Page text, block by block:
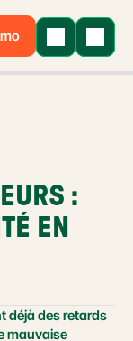
:
EN
déjà des retards
mauvaise